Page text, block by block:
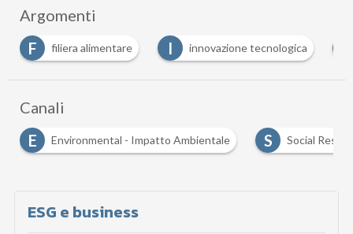
Argomenti
I
innovazione tecnologica R responsabilità sociale
Canali
S Social Responsibility S Sostenibilità
ESG e business